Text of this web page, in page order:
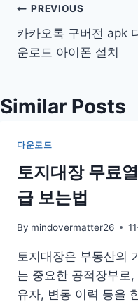
글
탐
PREVIOUS
카카오톡 구버전 apk
운로드 아이폰 설치
Similar Posts
다운로드
토지대장 무료
급 보는법
By mindovermatter26
토지대장은 부동산의
는 중요한 공적장부로
유자, 변동 이력 등을